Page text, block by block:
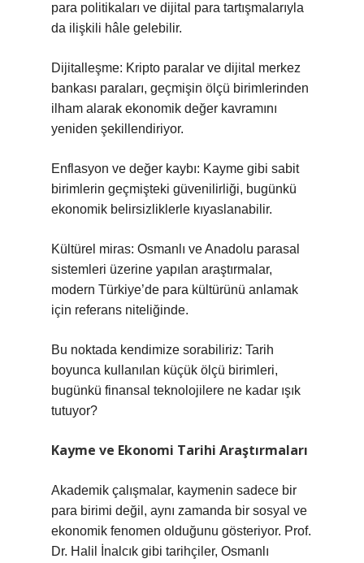
para politikaları ve dijital para tartışmalarıyla
da ilişkili hâle gelebilir.
Dijitalleşme: Kripto paralar ve dijital merkez
bankası paraları, geçmişin ölçü birimlerinden
ilham alarak ekonomik değer kavramını
yeniden şekillendiriyor.
Enflasyon ve değer kaybı: Kayme gibi sabit
birimlerin geçmişteki güvenilirliği, bugünkü
ekonomik belirsizliklerle kıyaslanabilir.
Kültürel miras: Osmanlı ve Anadolu parasal
sistemleri üzerine yapılan araştırmalar,
modern Türkiye’de para kültürünü anlamak
için referans niteliğinde.
Bu noktada kendimize sorabiliriz: Tarih
boyunca kullanılan küçük ölçü birimleri,
bugünkü finansal teknolojilere ne kadar ışık
tutuyor?
Kayme ve Ekonomi Tarihi Araştırmaları
Akademik çalışmalar, kaymenin sadece bir
para birimi değil, aynı zamanda bir sosyal ve
ekonomik fenomen olduğunu gösteriyor. Prof.
Dr. Halil İnalcık gibi tarihçiler, Osmanlı